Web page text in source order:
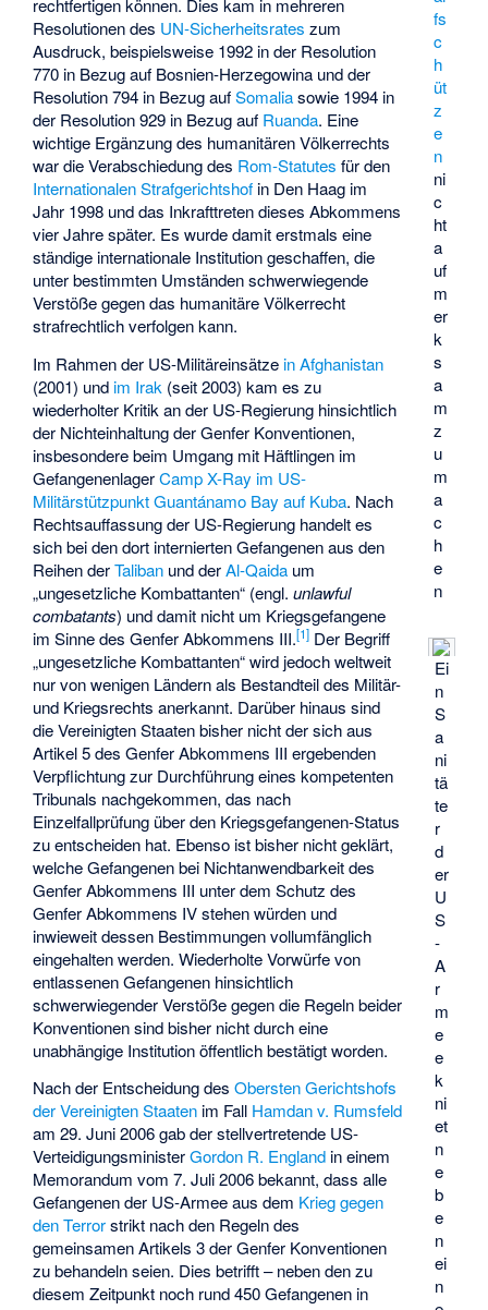
fs
c
h
üt
z
e
n
ni
c
ht
a
uf
m
er
k
s
a
m
z
u
m
a
c
h
e
n
Ei
n
S
a
ni
tä
te
r
d
er
U
S
-
A
r
m
e
e
k
ni
et
n
e
b
e
n
ei
n
rechtfertigen können. Dies kam in mehreren
Resolutionen des UN-Sicherheitsrates zum
Ausdruck, beispielsweise 1992 in der Resolution
770 in Bezug auf Bosnien-Herzegowina und der
Resolution 794 in Bezug aufSomaliasowie 1994 in
der Resolution 929 in Bezug auf Ruanda. Eine
wichtige Ergänzung des humanitären Völkerrechts
war die Verabschiedung des Rom-Statutes für den
Internationalen Strafgerichtshof in Den Haag im
Jahr 1998 und das Inkrafttreten dieses Abkommens
vier Jahre später. Es wurde damit erstmals eine
ständige internationale Institution geschaffen, die
unter bestimmten Umständen schwerwiegende
Verstöße gegen das humanitäre Völkerrecht
strafrechtlich verfolgen kann.
Im Rahmen der US-Militäreinsätze in Afghanistan
(2001) und im Irak (seit 2003) kam es zu
wiederholter Kritik an der US-Regierung hinsichtlich
der Nichteinhaltung der Genfer Konventionen,
insbesondere beim Umgang mit Häftlingen im
GefangenenlagerCamp X-Ray im US-
Militärstützpunkt Guantánamo Bay auf Kuba. Nach
Rechtsauffassung der US-Regierung handelt es
sich bei den dort internierten Gefangenen aus den
Reihen derTaliban und derAl-Qaida um
„ungesetzliche Kombattanten“ (engl.unlawful
combatants) und damit nicht um Kriegsgefangene
im Sinne des Genfer Abkommens III.[1] Der Begriff
„ungesetzliche Kombattanten“ wird jedoch weltweit
nur von wenigen Ländern als Bestandteil des Militär-
und Kriegsrechts anerkannt. Darüber hinaus sind
die Vereinigten Staaten bisher nicht der sich aus
Artikel 5 des Genfer Abkommens III ergebenden
Verpflichtung zur Durchführung eines kompetenten
Tribunals nachgekommen, das nach
Einzelfallprüfung über den Kriegsgefangenen-Status
zu entscheiden hat. Ebenso ist bisher nicht geklärt,
welche Gefangenen bei Nichtanwendbarkeit des
Genfer Abkommens III unter dem Schutz des
Genfer Abkommens IV stehen würden und
inwieweit dessen Bestimmungen vollumfänglich
eingehalten werden. Wiederholte Vorwürfe von
entlassenen Gefangenen hinsichtlich
schwerwiegender Verstöße gegen die Regeln beider
Konventionen sind bisher nicht durch eine
unabhängige Institution öffentlich bestätigt worden.
Nach der Entscheidung desObersten Gerichtshofs
der Vereinigten Staaten im Fall Hamdan v. Rumsfeld
am 29. Juni 2006 gab der stellvertretende US-
VerteidigungsministerGordon R. England in einem
Memorandum vom 7. Juli 2006 bekannt, dass alle
Gefangenen der US-Armee aus dem Krieg gegen
den Terrorstrikt nach den Regeln des
gemeinsamen Artikels 3 der Genfer Konventionen
zu behandeln seien. Dies betrifft – neben den zu
diesem Zeitpunkt noch rund 450 Gefangenen in